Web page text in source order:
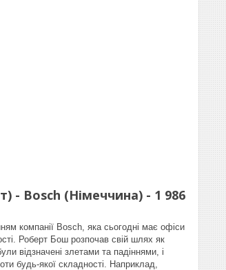
- Bosch (Німеччина) - 1 986
компанії Bosch, яка сьогодні має офіси
Роберт Бош розпочав свій шлях як
відзначені злетами та падіннями, і
будь-якої складності. Наприклад,